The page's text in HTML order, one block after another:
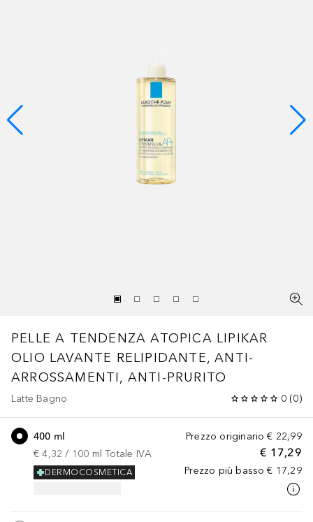
PELLE A TENDENZA ATOPICA LIPIKAR
OLIO LAVANTE RELIPIDANTE, ANTI-
ARROSSAMENTI, ANTI-PRURITO
Latte Bagno 0 (0)
Prezzo originario € 22,99
€ 17,29
Prezzo più basso € 17,29
400 ml
€ 4,32 / 100 ml Totale IVA
DERMOCOSMETICA